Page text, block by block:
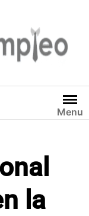
Menu
la